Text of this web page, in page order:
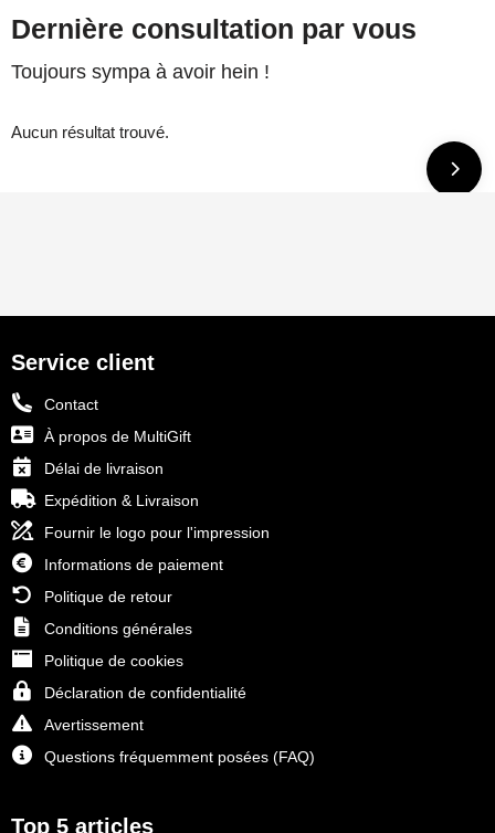
Dernière consultation par vous
Toujours sympa à avoir hein !
Aucun résultat trouvé.
Service client
Contact
À propos de MultiGift
Délai de livraison
Expédition & Livraison
Fournir le logo pour l'impression
Informations de paiement
Politique de retour
Conditions générales
Politique de cookies
Déclaration de confidentialité
Avertissement
Questions fréquemment posées (FAQ)
Top 5 articles